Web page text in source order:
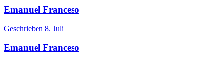
Emanuel Franceso
Geschrieben 8. Juli
Emanuel Franceso